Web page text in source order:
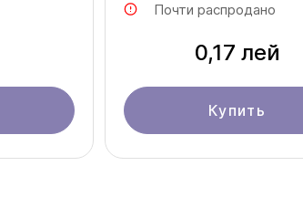
Почти распродано
0,17 лей
Купить